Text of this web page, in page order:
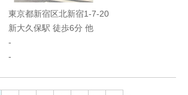
東京都新宿区北新宿1-7-20
新大久保駅 徒歩6分 他
-
-